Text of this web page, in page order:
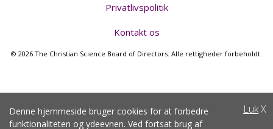
Privatlivspolitik
Kontakt os
© 2026 The Christian Science Board of Directors. Alle rettigheder forbeholdt.
LukX
Denne hjemmeside bruger cookies for at forbedre
funktionaliteten og ydeevnen. Ved fortsat brug af